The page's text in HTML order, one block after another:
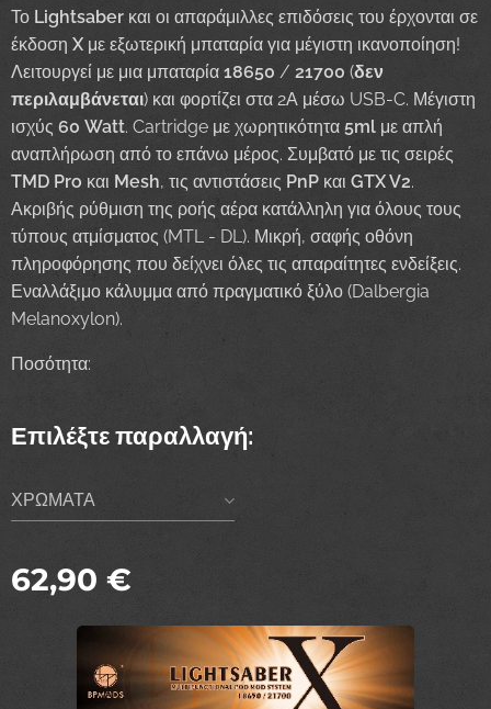
Το Lightsaber και οι απαράμιλλες επιδόσεις του έρχονται σε
έκδοση X με εξωτερική μπαταρία για μέγιστη ικανοποίηση!
Λειτουργεί με μια μπαταρία 18650 / 21700 (δεν
περιλαμβάνεται) και φορτίζει στα 2Α μέσω USB-C. Μέγιστη
ισχύς 60 Watt. Cartridge με χωρητικότητα 5ml με απλή
αναπλήρωση από το επάνω μέρος. Συμβατό με τις σειρές
TMD Pro και Mesh, τις αντιστάσεις PnP και GTX V2.
Ακριβής ρύθμιση της ροής αέρα κατάλληλη για όλους τους
τύπους ατμίσματος (MTL - DL). Μικρή, σαφής οθόνη
πληροφόρησης που δείχνει όλες τις απαραίτητες ενδείξεις.
Εναλλάξιμο κάλυμμα από πραγματικό ξύλο (Dalbergia
Melanoxylon).
Ποσότητα:
Επιλέξτε παραλλαγή:
ΧΡΩΜΑΤΑ
62,90 €